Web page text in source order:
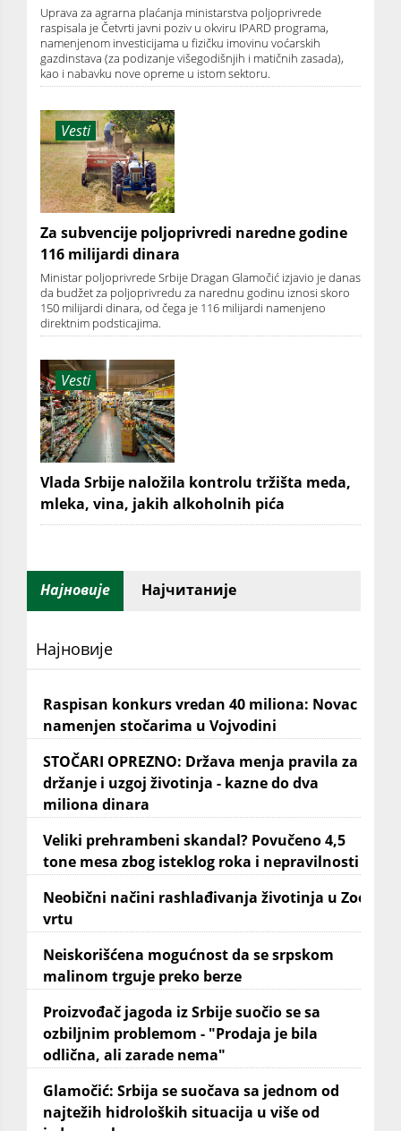
Uprava za agrarna plaćanja ministarstva poljoprivrede
raspisala je Četvrti javni poziv u okviru IPARD programa,
namenjenom investicijama u fizičku imovinu voćarskih
gazdinstava (za podizanje višegodišnjih i matičnih zasada),
kao i nabavku nove opreme u istom sektoru.
Vesti
Za subvencije poljoprivredi naredne godine
116 milijardi dinara
Ministar poljoprivrede Srbije Dragan Glamočić izjavio je danas
da budžet za poljoprivredu za narednu godinu iznosi skoro
150 milijardi dinara, od čega je 116 milijardi namenjeno
direktnim podsticajima.
Vesti
Vlada Srbije naložila kontrolu tržišta meda,
mleka, vina, jakih alkoholnih pića
Најновије Најчитаније
Најновије
Raspisan konkurs vredan 40 miliona: Novac
namenjen stočarima u Vojvodini
STOČARI OPREZNO: Država menja pravila za
držanje i uzgoj životinja - kazne do dva
miliona dinara
Veliki prehrambeni skandal? Povučeno 4,5
tone mesa zbog isteklog roka i nepravilnosti
Neobični načini rashlađivanja životinja u Zoo
vrtu
Neiskorišćena mogućnost da se srpskom
malinom trguje preko berze
Proizvođač jagoda iz Srbije suočio se sa
ozbiljnim problemom - "Prodaja je bila
odlična, ali zarade nema"
Glamočić: Srbija se suočava sa jednom od
najtežih hidroloških situacija u više od